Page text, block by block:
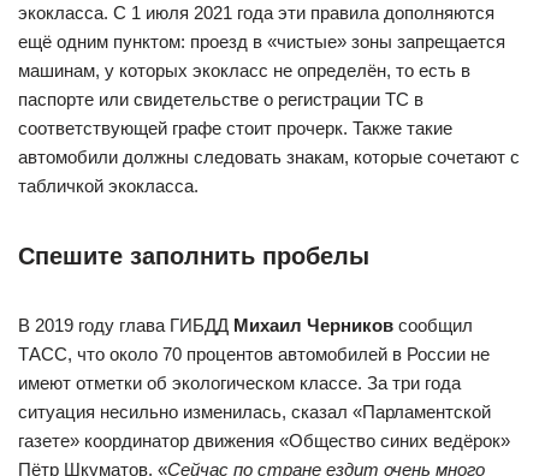
экокласса. С 1 июля 2021 года эти правила дополняются
ещё одним пунктом: проезд в «чистые» зоны запрещается
машинам, у которых экокласс не определён, то есть в
паспорте или свидетельстве о регистрации ТС в
соответствующей графе стоит прочерк. Также такие
автомобили должны следовать знакам, которые сочетают с
табличкой экокласса.
Спешите заполнить пробелы
В 2019 году глава ГИБДД Михаил Черников сообщил
ТАСС, что около 70 процентов автомобилей в России не
имеют отметки об экологическом классе. За три года
ситуация несильно изменилась, сказал «Парламентской
газете» координатор движения «Общество синих ведёрок»
Пётр Шкуматов. «Сейчас по стране ездит очень много